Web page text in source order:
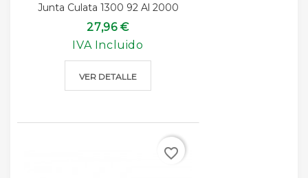
Junta Culata 1300 92 Al 2000
27,96 €
IVA Incluido
VER DETALLE
favorite_border